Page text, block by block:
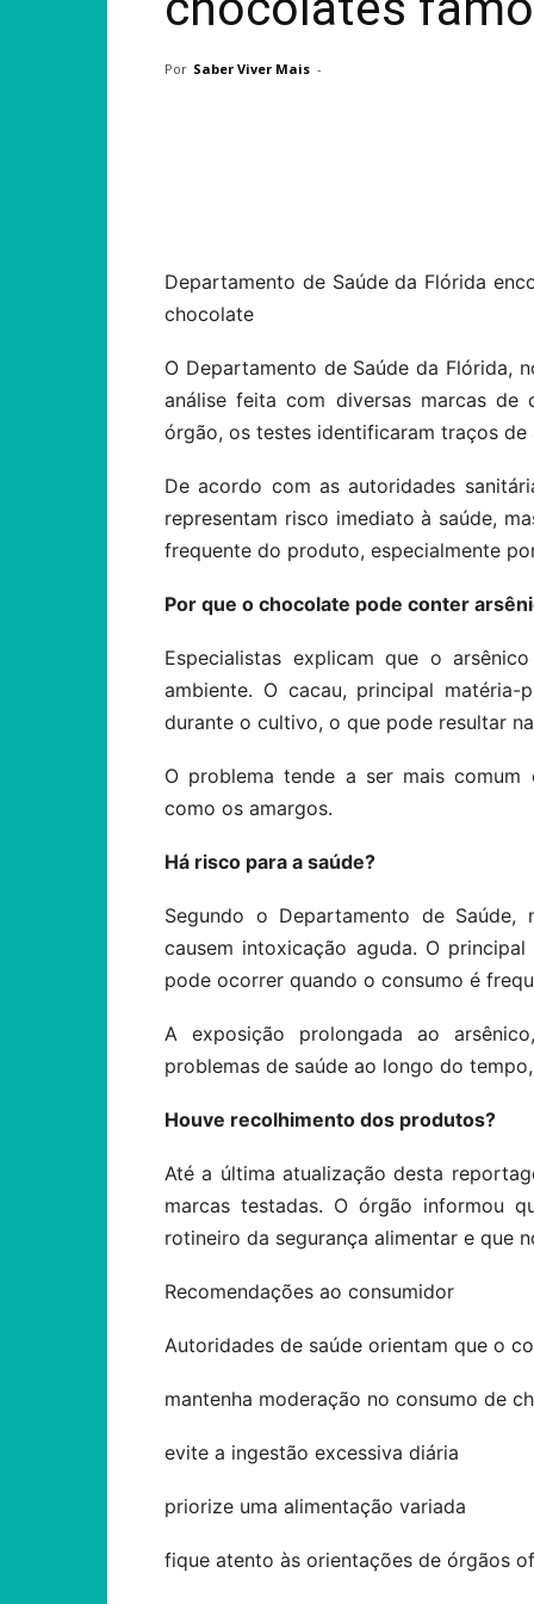
Por Saber Viver Mais -
Departamento de Saúde da Flórida
chocolate
O Departamento de Saúde da Flórida,
análise feita com diversas marcas de
órgão, os testes identificaram traços
De acordo com as autoridades
representam risco imediato à saúde,
frequente do produto, especialmente
Por que o chocolate pode conter
Especialistas explicam que o
ambiente. O cacau, principal
durante o cultivo, o que pode resultar
O problema tende a ser mais
como os amargos.
Há risco para a saúde?
Segundo o Departamento de
causem intoxicação aguda. O
pode ocorrer quando o consumo é
A exposição prolongada ao
problemas de saúde ao longo do
Houve recolhimento dos produtos?
Até a última atualização desta
marcas testadas. O órgão informou
rotineiro da segurança alimentar e que
Recomendações ao consumidor
Autoridades de saúde orientam que o
mantenha moderação no consumo de
evite a ingestão excessiva diária
priorize uma alimentação variada
fique atento às orientações de órgãos